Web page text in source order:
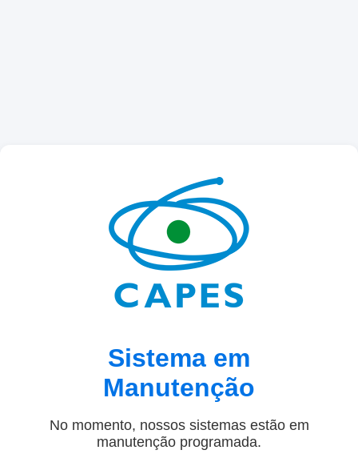
Sistema em
Manutenção
No momento, nossos sistemas estão em
manutenção programada.